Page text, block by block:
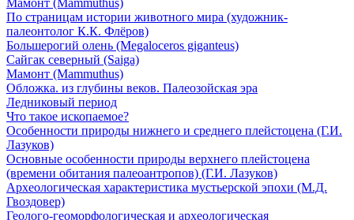
По страницам истории животного мира (художник-
палеонтолог К.К. Флёров)
Большерогий олень (Megaloceros giganteus)
Сайгак северный (Saiga)
Мамонт (Mammuthus)
Обложка. из глубины веков. Палеозойская эра
Ледниковый период
Что такое ископаемое?
Особенности природы нижнего и среднего плейстоцена (Г.И.
Лазуков)
Основные особенности природы верхнего плейстоцена
(времени обитания палеоантропов) (Г.И. Лазуков)
Археологическая характеристика мустьерской эпохи (М.Д.
Гвоздовер)
Геолого-геоморфологическая и археологическая